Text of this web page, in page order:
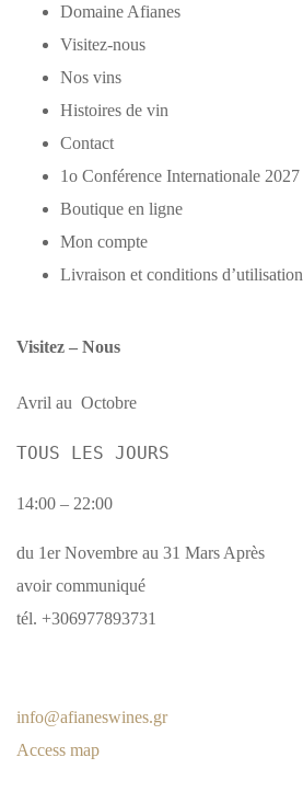
Domaine Afianes
Visitez-nous
Nos vins
Histoires de vin
Contact
1o Conférence Internationale 2027
Boutique en ligne
Mon compte
Livraison et conditions d’utilisation
Visitez – Nous
Avril au Octobre
TOUS LES JOURS
14:00 – 22:00
du 1er Novembre au 31 Mars Après
avoir communiqué
tél. +306977893731
info@afianeswines.gr
Access map